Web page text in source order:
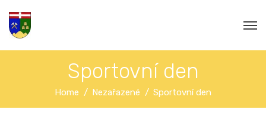
Sportovní den
Home Nezařazené Sportovní den